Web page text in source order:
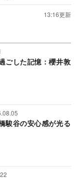
13:16更新
ごした記憶：櫻井敦
駿谷の安心感が光る